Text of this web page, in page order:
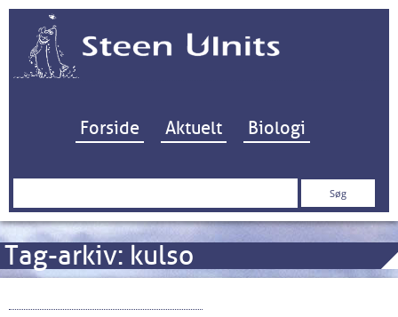
Hop til indhold
Forside Aktuelt Biologi
Søg
Tag-arkiv: kulso